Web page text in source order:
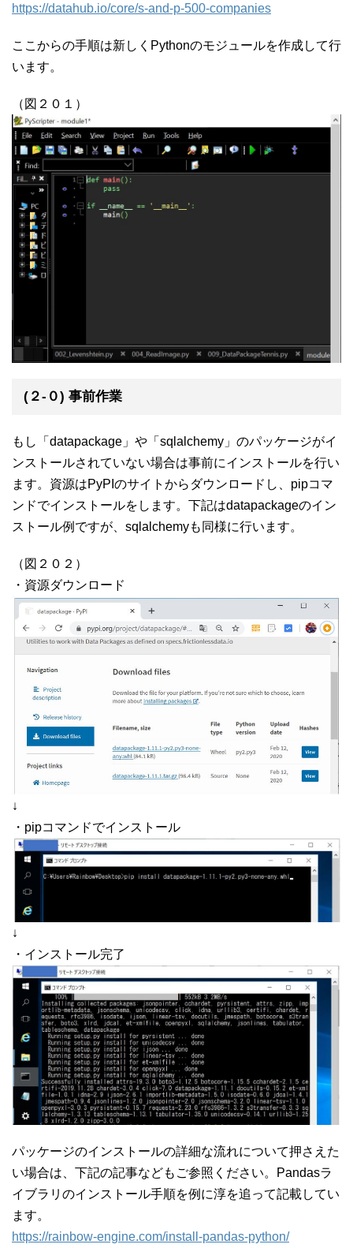
https://datahub.io/core/s-and-p-500-companies
ここからの手順は新しくPythonのモジュールを作成して行
います。
（図２０１）
(２-０) 事前作業
もし「datapackage」や「sqlalchemy」のパッケージがイ
ンストールされていない場合は事前にインストールを行い
ます。資源はPyPIのサイトからダウンロードし、pipコマ
ンドでインストールをします。下記はdatapackageのイン
ストール例ですが、sqlalchemyも同様に行います。
（図２０２）
・資源ダウンロード
↓
・pipコマンドでインストール
↓
・インストール完了
パッケージのインストールの詳細な流れについて押さえた
い場合は、下記の記事などもご参照ください。Pandasラ
イブラリのインストール手順を例に淳を追って記載してい
ます。
https://rainbow-engine.com/install-pandas-python/